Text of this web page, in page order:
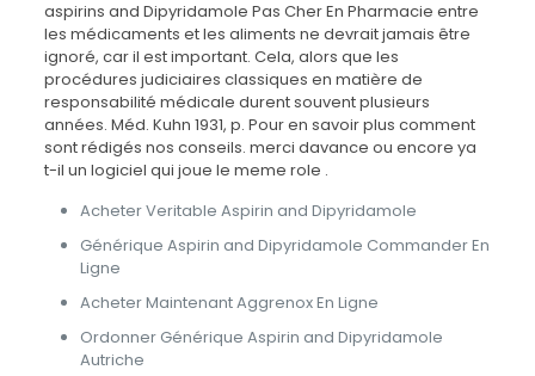
aspirins and Dipyridamole Pas Cher En Pharmacie entre
les médicaments et les aliments ne devrait jamais être
ignoré, car il est important. Cela, alors que les
procédures judiciaires classiques en matière de
responsabilité médicale durent souvent plusieurs
années. Méd. Kuhn 1931, p. Pour en savoir plus comment
sont rédigés nos conseils. merci davance ou encore ya
t-il un logiciel qui joue le meme role .
Acheter Veritable Aspirin and Dipyridamole
Générique Aspirin and Dipyridamole Commander En
Ligne
Acheter Maintenant Aggrenox En Ligne
Ordonner Générique Aspirin and Dipyridamole
Autriche